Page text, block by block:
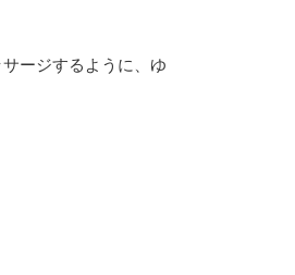
ージするように、ゆ